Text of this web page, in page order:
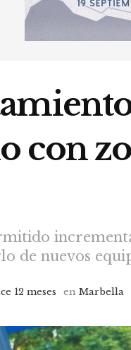
con
de nuevos
12 meses en Marbella